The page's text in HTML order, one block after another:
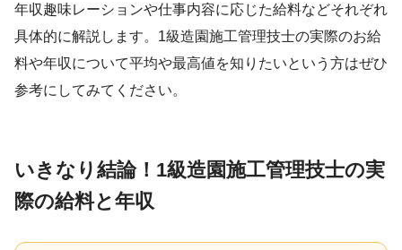
年収趣味レーションや仕事内容に応じた給料などそれぞれ
具体的に解説します。1級造園施工管理技士の実際のお給
料や年収について平均や最高値を知りたいという方はぜひ
参考にしてみてください。
いきなり結論！1級造園施工管理技士の実
際の給料と年収